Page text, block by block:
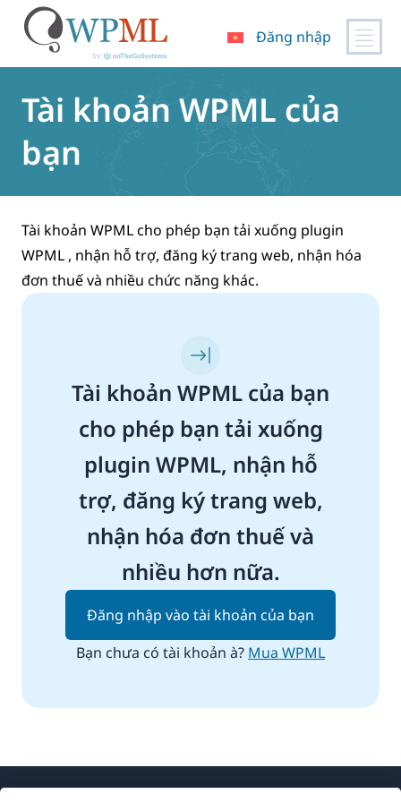
đến
dung
Đăng nhập
Tài khoản WPML của
bạn
Tài khoản WPML cho phép bạn tải xuống plugin
WPML , nhận hỗ trợ, đăng ký trang web, nhận hóa
đơn thuế và nhiều chức năng khác.
Tài khoản WPML của bạn
cho phép bạn tải xuống
plugin WPML, nhận hỗ
trợ, đăng ký trang web,
nhận hóa đơn thuế và
nhiều hơn nữa.
Đăng nhập vào tài khoản của bạn
Bạn chưa có tài khoản à? Mua WPML